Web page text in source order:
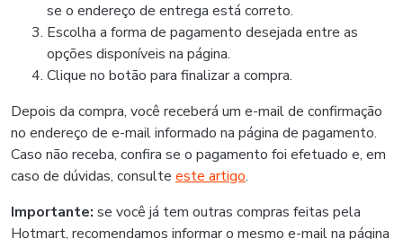
se o endereço de entrega está correto.
Escolha a forma de pagamento desejada entre as
opções disponíveis na página.
Clique no botão para finalizar a compra.
Depois da compra, você receberá um e-mail de confirmação
no endereço de e-mail informado na página de pagamento.
Caso não receba, confira se o pagamento foi efetuado e, em
caso de dúvidas, consulte este artigo.
Importante: se você já tem outras compras feitas pela
Hotmart, recomendamos informar o mesmo e-mail na página